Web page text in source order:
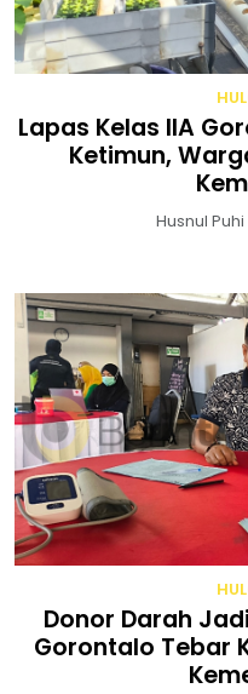
Lapas Kelas IIA
Ketimun,
Husnul
Donor Darah
Gorontalo Tebar